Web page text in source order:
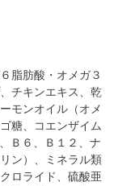
脂肪酸・オメガ３
チキンエキス、乾
モンオイル（オメ
糖、コエンザイム
Ｂ６、Ｂ１２、ナ
ン）、ミネラル類
ロライド、硫酸亜